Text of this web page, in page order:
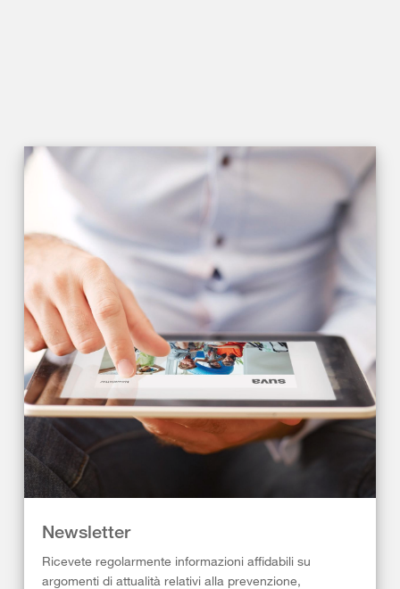
Newsletter
Ricevete regolarmente informazioni affidabili su
argomenti di attualità relativi alla prevenzione,